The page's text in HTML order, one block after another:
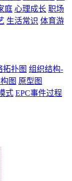
庭 心理成长 职场
生活常识 体育游
拓扑图 组织结构-
图 原型图
式 EPC事件过程